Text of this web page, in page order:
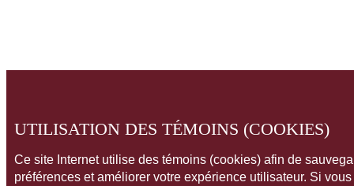
UTILISATION DES TÉMOINS (COOKIES)
Ce site Internet utilise des témoins (cookies) afin de
préférences et améliorer votre expérience utilisateur. Si